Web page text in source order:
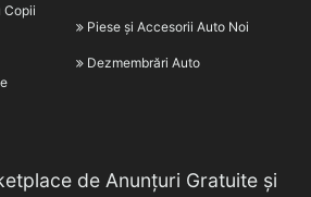
Copii
Piese și Accesorii Auto Noi
Dezmembrări Auto
de Anunțuri Gratuite și